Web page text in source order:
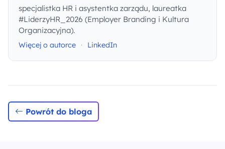
specjalistka HR i asystentka zarządu, laureatka
#LiderzyHR_2026 (Employer Branding i Kultura
Organizacyjna).
Więcej o autorce · LinkedIn
Powrót do bloga